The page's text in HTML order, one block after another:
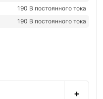
190 В постоянного тока
190 В постоянного тока
+